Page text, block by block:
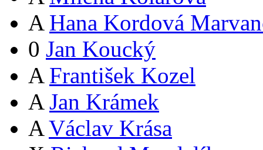
A Hana Kordová
0 Jan Koucký
A František Kozel
A Jan Krámek
A Václav Krása